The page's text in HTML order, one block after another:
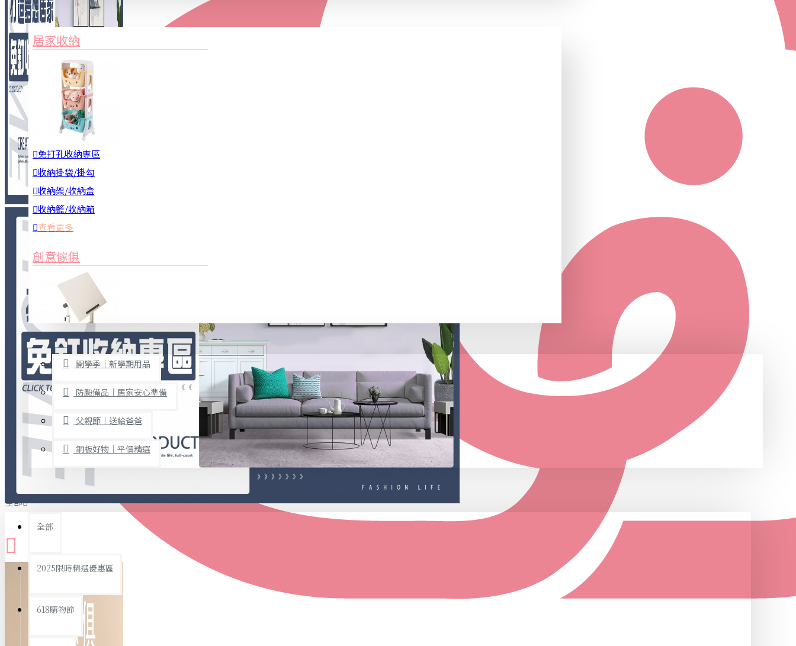
3C周邊
居家安全
居家清潔
查看更多
餐飲廚具
廚房收納
烘焙用具
隨身餐具
查看更多
文具禮品
事務用品
文具收納
書寫用品
衛浴用品
家俱&收納
居家收納
免打孔收納專區
收納掛袋/掛勾
收納架/收納盒
收納籃/收納箱
查看更多
創意傢俱
桌子/椅子
置物架/收納櫃
其他
免打孔收納專區
限時促銷
開學季｜新學期用品
防颱備品｜居家安心準備
父親節｜送給爸爸
銅板好物｜平價精選
全部
全部
2025限時精選優惠區
618購物節